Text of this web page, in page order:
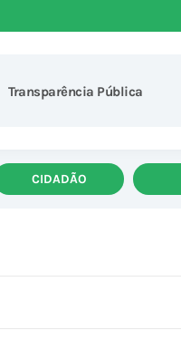
Transparência Pública
CIDADÃO